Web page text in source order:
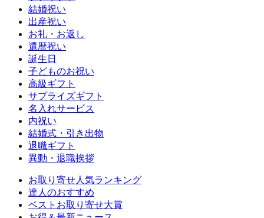
結婚祝い
出産祝い
お礼・お返し
還暦祝い
誕生日
子どものお祝い
高級ギフト
サプライズギフト
名入れサービス
内祝い
結婚式・引き出物
退職ギフト
異動・退職挨拶
お取り寄せ人気ランキング
達人のおすすめ
ベストお取り寄せ大賞